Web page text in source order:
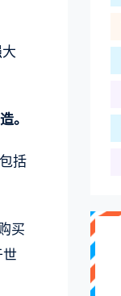
。
括
买
世